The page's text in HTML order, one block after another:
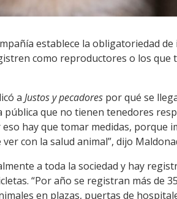
establece la obligatoriedad
como reproductores o los que
a Justos y pecadores por qué se
pública que no tienen tenedores
hay que tomar medidas, porque
con la salud animal”, dijo
a toda la sociedad y hay
“Por año se registran más de
en plazas, puertas de